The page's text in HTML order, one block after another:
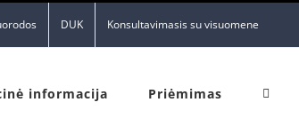
DUK Konsultavimasis su visuomene
informacija Priėmimas